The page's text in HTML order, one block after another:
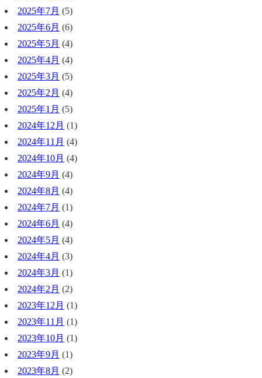
2025年7月 (5)
2025年6月 (6)
2025年5月 (4)
2025年4月 (4)
2025年3月 (5)
2025年2月 (4)
2025年1月 (5)
2024年12月 (1)
2024年11月 (4)
2024年10月 (4)
2024年9月 (4)
2024年8月 (4)
2024年7月 (1)
2024年6月 (4)
2024年5月 (4)
2024年4月 (3)
2024年3月 (1)
2024年2月 (2)
2023年12月 (1)
2023年11月 (1)
2023年10月 (1)
2023年9月 (1)
2023年8月 (2)